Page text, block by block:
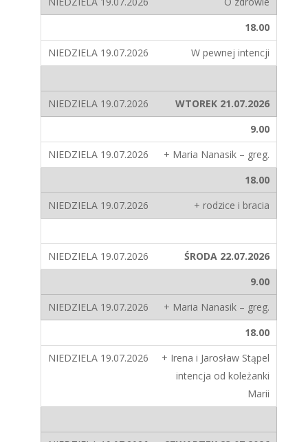
18.00
W pewnej intencji
WTOREK 21.07.2026
9.00
+ Maria Nanasik – greg.
18.00
+ rodzice i bracia
ŚRODA 22.07.2026
9.00
+ Maria Nanasik – greg.
18.00
+ Irena i Jarosław Stąpel
intencja od koleżanki
Marii